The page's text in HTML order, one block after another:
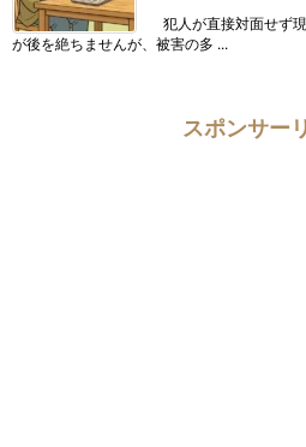
犯人が直接対面せず
が後を絶ちませんが、被害の多 ...
スポンサー